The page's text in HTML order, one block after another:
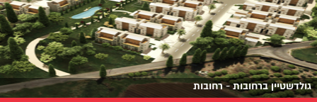
גולדשטיין ברחובות - רחובות